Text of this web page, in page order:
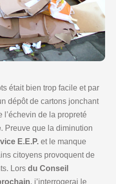
était bien trop facile et par
dépôt de cartons jonchant
l’échevin de la propreté
. Preuve que la diminution
E.E.P. et le manque
citoyens provoquent de
Lorsdu Conseil
, j’interrogerai le